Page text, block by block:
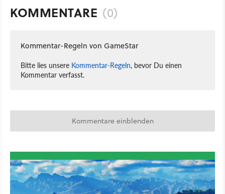
KOMMENTARE (0)
Kommentar-Regeln von GameStar
Bitte lies unsere Kommentar-Regeln, bevor Du einen
Kommentar verfasst.
Kommentare einblenden